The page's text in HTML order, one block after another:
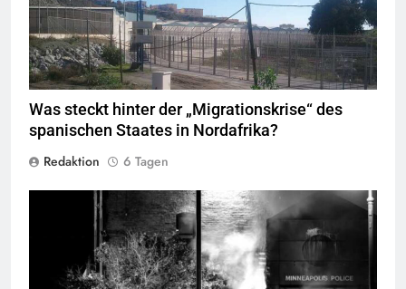
Xemenendura, CA-
BY-SA-3.0
Was steckt hinter der „Migrationskrise“ des
spanischen Staates in Nordafrika?
Redaktion
6 Tagen
George Floyd Aufstand © Chad Davis.jpg